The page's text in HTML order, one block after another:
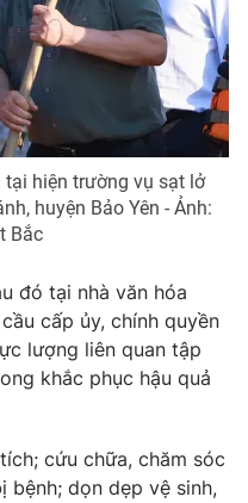
hiện trường vụ sạt lở
huyện Bảo Yên - Ảnh:
Bắc
đó tại nhà văn hóa
cấp ủy, chính quyền
lượng liên quan tập
khắc phục hậu quả
cứu chữa, chăm sóc
dọn dẹp vệ sinh,